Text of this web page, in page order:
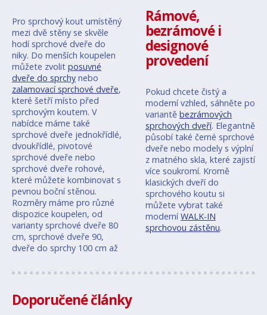
Pro sprchový kout umístěný
mezi dvě stěny se skvěle
hodí sprchové dveře do
niky. Do menších koupelen
můžete zvolit posuvné
dveře do sprchy nebo
zalamovací sprchové dveře,
které šetří místo před
sprchovým koutem. V
nabídce máme také
sprchové dveře jednokřídlé,
dvoukřídlé, pivotové
sprchové dveře nebo
sprchové dveře rohové,
které můžete kombinovat s
pevnou boční stěnou.
Rozměry máme pro různé
dispozice koupelen, od
varianty sprchové dveře 80
cm, sprchové dveře 90,
dveře do sprchy 100 cm až
Rámové,
bezrámové i
designové
provedení
Pokud chcete čistý a
moderní vzhled, sáhněte po
variantě bezrámových
sprchových dveří. Elegantně
působí také černé sprchové
dveře nebo modely s výplní
z matného skla, které zajistí
více soukromí. Kromě
klasických dveří do
sprchového koutu si
můžete vybrat také
moderníWALK-IN
sprchovou zástěnu.
Doporučené články